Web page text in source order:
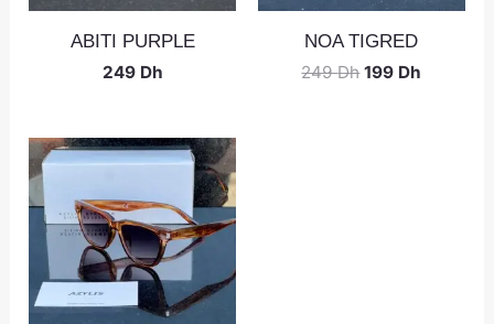
ABITI PURPLE
249 Dh
NOA TIGRED
249Dh 199 Dh